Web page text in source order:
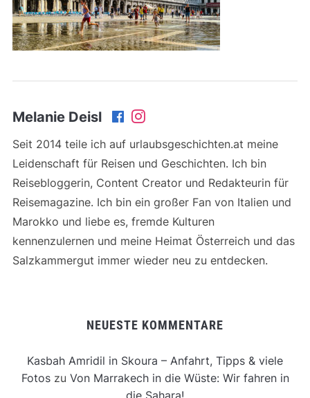
Melanie Deisl
Seit 2014 teile ich auf urlaubsgeschichten.at meine
Leidenschaft für Reisen und Geschichten. Ich bin
Reisebloggerin, Content Creator und Redakteurin für
Reisemagazine. Ich bin ein großer Fan von Italien und
Marokko und liebe es, fremde Kulturen
kennenzulernen und meine Heimat Österreich und das
Salzkammergut immer wieder neu zu entdecken.
NEUESTE KOMMENTARE
Kasbah Amridil in Skoura – Anfahrt, Tipps & viele
Fotoszu Von Marrakech in die Wüste: Wir fahren in
die Sahara!